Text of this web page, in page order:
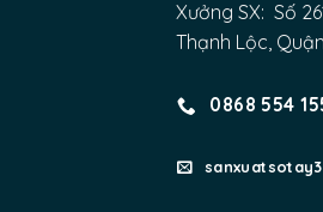
Xưởng SX: Số
Thạnh Lộc, Quận
0868 554